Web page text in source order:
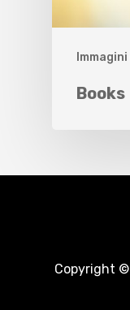
Books
Copyright ©